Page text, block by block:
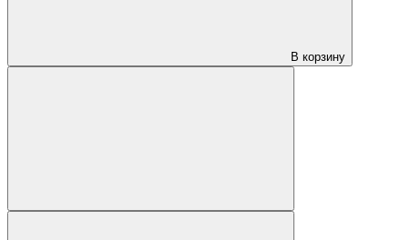
В корзину